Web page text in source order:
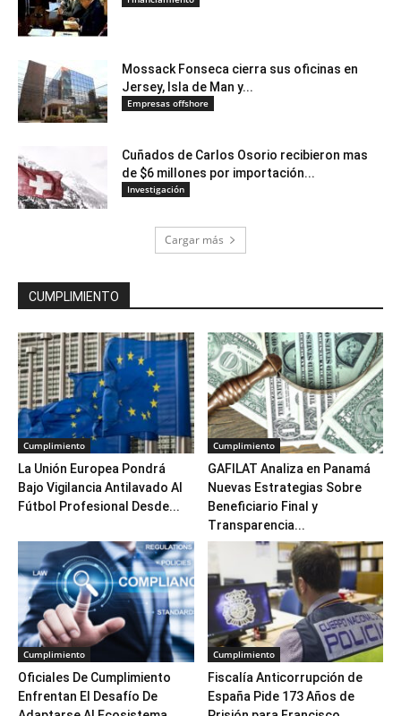
Mossack Fonseca cierra sus oficinas en
Jersey, Isla de Man y...
Empresas offshore
Cuñados de Carlos Osorio recibieron mas
de $6 millones por importación...
Investigación
Cargar más
CUMPLIMIENTO
Cumplimiento
La Unión Europea Pondrá
Bajo Vigilancia Antilavado Al
Fútbol Profesional Desde...
Cumplimiento
GAFILAT Analiza en Panamá
Nuevas Estrategias Sobre
Beneficiario Final y
Transparencia...
Cumplimiento
Oficiales De Cumplimiento
Enfrentan El Desafío De
Cumplimiento
Fiscalía Anticorrupción de
España Pide 173 Años de